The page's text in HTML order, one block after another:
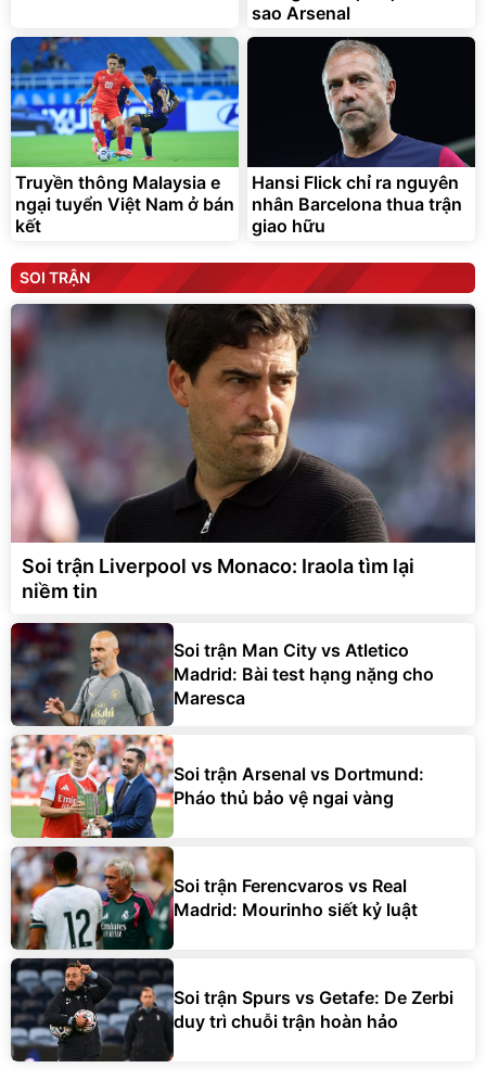
sao Arsenal
Truyền thông Malaysia e
ngại tuyển Việt Nam ở bán
kết
Hansi Flick chỉ ra nguyên
nhân Barcelona thua trận
giao hữu
SOI TRẬN
Soi trận Liverpool vs Monaco: Iraola tìm lại
niềm tin
Soi trận Man City vs Atletico
Madrid: Bài test hạng nặng cho
Maresca
Soi trận Arsenal vs Dortmund:
Pháo thủ bảo vệ ngai vàng
Soi trận Ferencvaros vs Real
Madrid: Mourinho siết kỷ luật
Soi trận Spurs vs Getafe: De Zerbi
duy trì chuỗi trận hoàn hảo